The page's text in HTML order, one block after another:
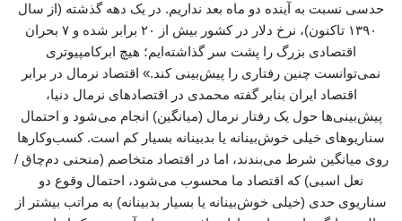
حدسی نسبت به آینده دو ماه بعد نداریم. در یک دهه گذشته (از سال
۱۳۹۰ تاکنون)، نرخ دلار در کشور بیش از ۲۰ برابر شده و ۷ بحران
اقتصادی بزرگ را پشت سر گذاشته‌ایم؛ هیچ ابرکامپیوتری
نمی‌توانست چنین رفتاری را پیش‌بینی کند.» اقتصاد نرمال در برابر
اقتصاد ایران بنابر گفته محمدی در اقتصادهای نرمال دنیا،
پیش‌بینی‌ها حول یک رفتار نرمال (میانگین) انجام می‌شود و احتمال
سناریوهای خیلی خوش‌بینانه یا بدبینانه بسیار کم است. کسب‌وکارها
روی میانگین شرط می‌بندند، اما در اقتصاد متخاصم (منحنی دم‌چاق /
نعل اسبی) که اقتصاد ما محسوب می‌شود، احتمال وقوع دو
سناریوی حدی (خیلی خوش‌بینانه یا بسیار بدبینانه) به مراتب بیشتر از